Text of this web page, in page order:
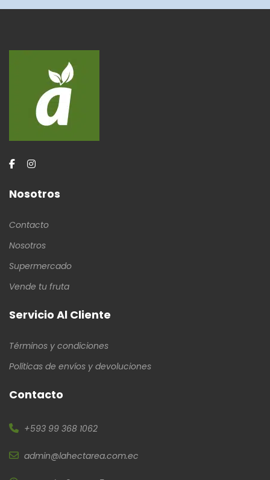
Nosotros
Contacto
Nosotros
Supermercado
Vende tu fruta
Servicio Al Cliente
Términos y condiciones
Políticas de envíos y devoluciones
Contacto
+593 99 368 1062
admin@lahectarea.com.ec